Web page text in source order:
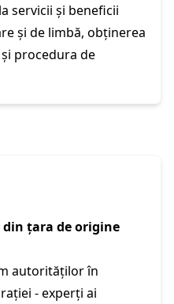
servicii și beneficii
și de limbă, obținerea
procedura de
țara de origine
autorităților în
- experți ai